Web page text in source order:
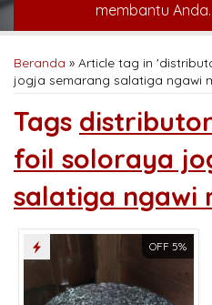
membantu Anda.
Beranda » Article tag in
jogja semarang salatiga ngawi
Tags
foil soloraya
salatiga ngawi
OFF 5%